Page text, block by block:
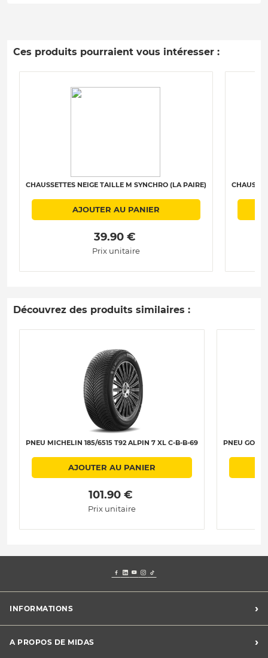
Ces produits pourraient vous intéresser :
CHAUSSETTES NEIGE TAILLE M SYNCHRO (LA PAIRE)
AJOUTER AU PANIER
39.90 €
Prix unitaire
Découvrez des produits similaires :
PNEU MICHELIN 185/6515 T92 ALPIN 7 XL C-B-B-69
AJOUTER AU PANIER
101.90 €
Prix unitaire
PNEU
INFORMATIONS ›
Charte des cookies
A PROPOS DE MIDAS ›